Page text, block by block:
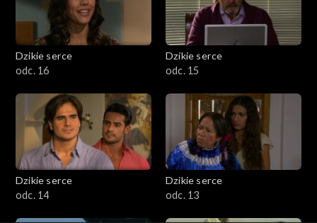
Dzikie serce
odc. 16
Dzikie serce
odc. 15
Dzikie serce
odc. 14
Dzikie serce
odc. 13